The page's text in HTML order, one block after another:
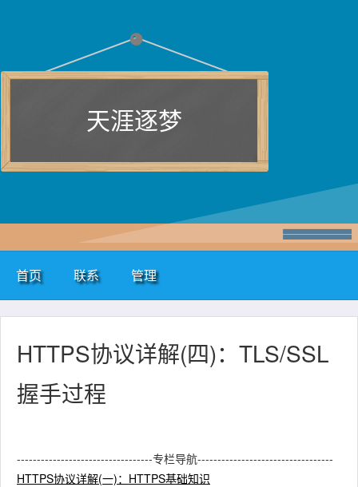
天涯逐梦
首页 联系 管理
HTTPS协议详解(四)：TLS/SSL
握手过程
----------------------------------专栏导航----------------------------------
HTTPS协议详解(一)：HTTPS基础知识